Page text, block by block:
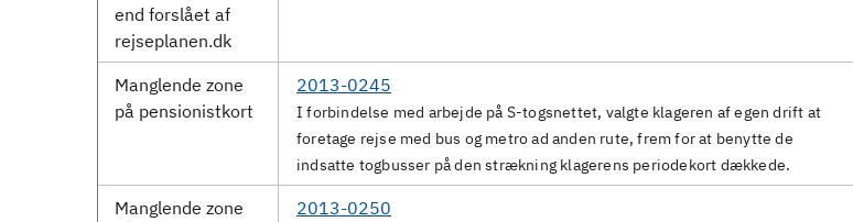
end forslået af
rejseplanen.dk
Manglende zone
på pensionistkort
2013-0245
I forbindelse med arbejde på S-togsnettet, valgte klageren af egen drift at
foretage rejse med bus og metro ad anden rute, frem for at benytte de
indsatte togbusser på den strækning klagerens periodekort dækkede.
Manglende zone
2013-0250